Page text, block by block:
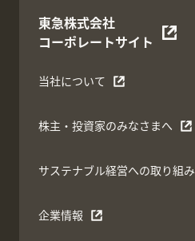
東急株式会社
コーポレートサイト
当社について
株主・投資家のみなさまへ
サステナブル経営への取り組み
企業情報